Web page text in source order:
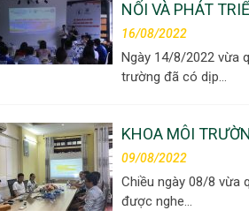
NỐI VÀ PHÁT
16/08/2022
Ngày 14/8/2022 vừa
trường đã có dịp…
KHOA MÔI
09/08/2022
Chiều ngày 08/8 vừa
được nghe…